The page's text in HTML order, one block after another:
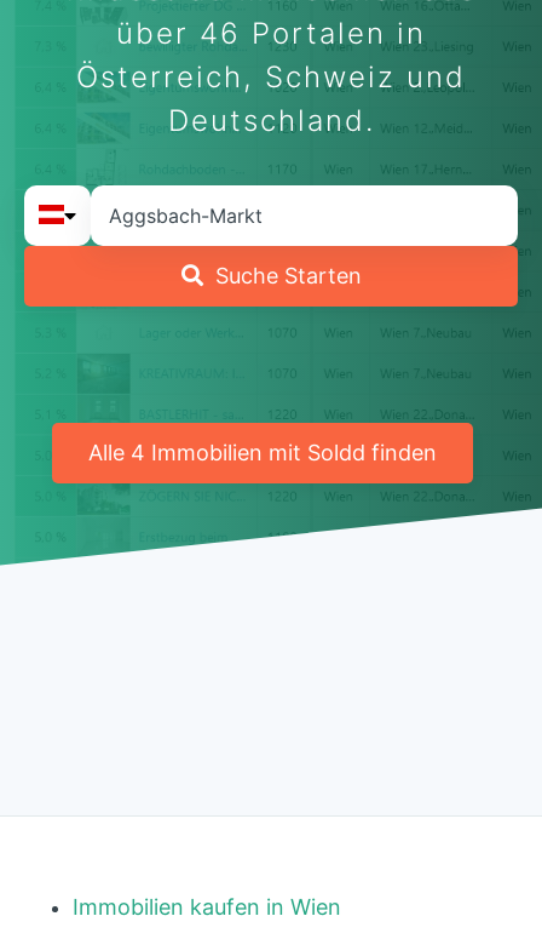
über 46 Portalen in
Österreich, Schweiz und
Deutschland.
Suche Starten
Alle 4 Immobilien mit Soldd finden
Immobilien kaufen in Wien